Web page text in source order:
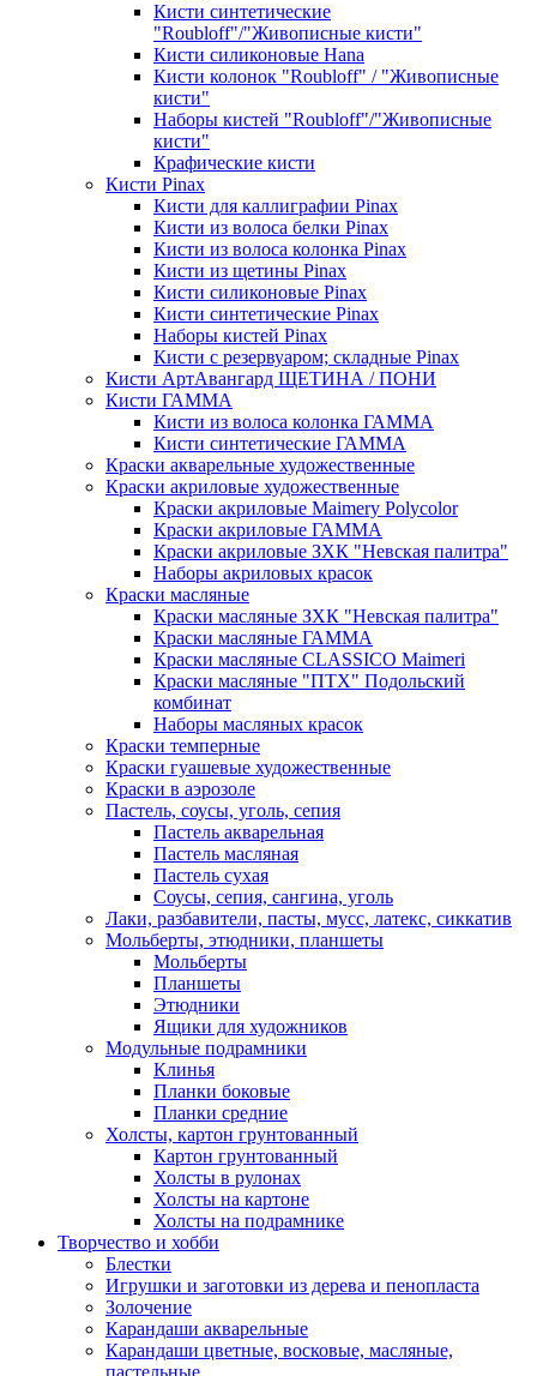
Кисти синтетические
"Roubloff"/"Живописные кисти"
Кисти силиконовые Hana
Кисти колонок "Roubloff" / "Живописные
кисти"
Наборы кистей "Roubloff"/"Живописные
кисти"
Крафические кисти
Кисти Pinax
Кисти для каллиграфии Pinax
Кисти из волоса белки Pinax
Кисти из волоса колонка Pinax
Кисти из щетины Pinax
Кисти силиконовые Pinax
Кисти синтетические Pinax
Наборы кистей Pinax
Кисти с резервуаром; складные Pinax
Кисти АртАвангард ЩЕТИНА / ПОНИ
Кисти ГАММА
Кисти из волоса колонка ГАММА
Кисти синтетические ГАММА
Краски акварельные художественные
Краски акриловые художественные
Краски акриловые Maimery Polycolor
Краски акриловые ГАММА
Краски акриловые ЗХК "Невская палитра"
Наборы акриловых красок
Краски масляные
Краски масляные ЗХК "Невская палитра"
Краски масляные ГАММА
Краски масляные CLASSICO Maimeri
Краски масляные "ПТХ" Подольский
комбинат
Наборы масляных красок
Краски темперные
Краски гуашевые художественные
Краски в аэрозоле
Пастель, соусы, уголь, сепия
Пастель акварельная
Пастель масляная
Пастель сухая
Соусы, сепия, сангина, уголь
Лаки, разбавители, пасты, мусс, латекс, сиккатив
Мольберты, этюдники, планшеты
Мольберты
Планшеты
Этюдники
Ящики для художников
Модульные подрамники
Клинья
Планки боковые
Планки средние
Холсты, картон грунтованный
Картон грунтованный
Холсты в рулонах
Холсты на картоне
Холсты на подрамнике
Творчество и хобби
Блестки
Игрушки и заготовки из дерева и пенопласта
Золочение
Карандаши акварельные
Карандаши цветные, восковые, масляные,
пастельные